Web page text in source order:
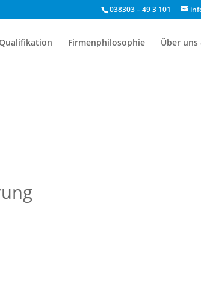
038303 – 49 3 101
Qualifikation Firmenphilosophie Über